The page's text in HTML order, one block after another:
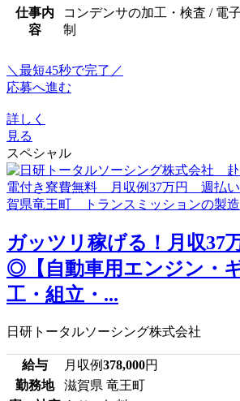
仕事内
容
コンデンサの加工・検査 / 電
制
＼最短45秒で完了／
応募へ進む
詳しく
見る
スペシャル
ガッツリ稼げる！月収37
◎【自動車用エンジン・
工・組立・...
日研トータルソーシング株式会社
給与 月収例378,000円
勤務地
滋賀県 竜王町